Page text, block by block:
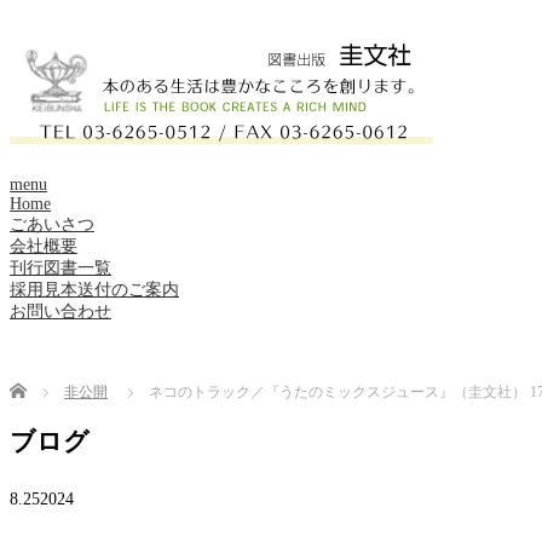
menu
Home
ごあいさつ
会社概要
刊行図書一覧
採用見本送付のご案内
お問い合わせ
Home 非公開 ネコのトラック／『うたのミックスジュース』（圭文社）
ブログ
8.252024